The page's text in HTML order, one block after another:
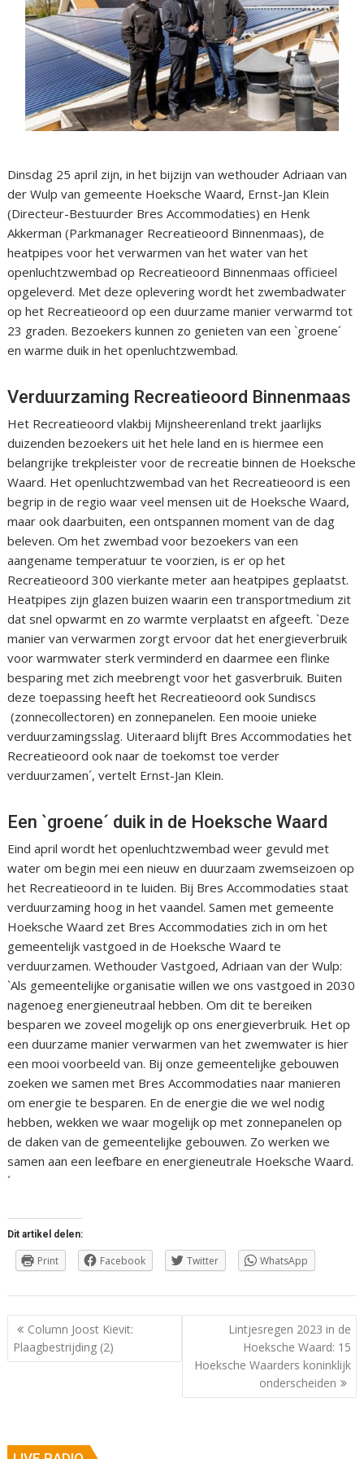
Dinsdag 25 april zijn, in het bijzijn van wethouder Adriaan van
der Wulp van gemeente Hoeksche Waard, Ernst-Jan Klein
(Directeur-Bestuurder Bres Accommodaties) en Henk
Akkerman (Parkmanager Recreatieoord Binnenmaas), de
heatpipes voor het verwarmen van het water van het
openluchtzwembad op Recreatieoord Binnenmaas officieel
opgeleverd. Met deze oplevering wordt het zwembadwater
op het Recreatieoord op een duurzame manier verwarmd tot
23 graden. Bezoekers kunnen zo genieten van een `groene´
en warme duik in het openluchtzwembad.
Verduurzaming Recreatieoord Binnenmaas
Het Recreatieoord vlakbij Mijnsheerenland trekt jaarlijks
duizenden bezoekers uit het hele land en is hiermee een
belangrijke trekpleister voor de recreatie binnen de Hoeksche
Waard. Het openluchtzwembad van het Recreatieoord is een
begrip in de regio waar veel mensen uit de Hoeksche Waard,
maar ook daarbuiten, een ontspannen moment van de dag
beleven. Om het zwembad voor bezoekers van een
aangename temperatuur te voorzien, is er op het
Recreatieoord 300 vierkante meter aan heatpipes geplaatst.
Heatpipes zijn glazen buizen waarin een transportmedium zit
dat snel opwarmt en zo warmte verplaatst en afgeeft. `Deze
manier van verwarmen zorgt ervoor dat het energieverbruik
voor warmwater sterk verminderd en daarmee een flinke
besparing met zich meebrengt voor het gasverbruik. Buiten
deze toepassing heeft het Recreatieoord ook Sundiscs
(zonnecollectoren) en zonnepanelen. Een mooie unieke
verduurzamingsslag. Uiteraard blijft Bres Accommodaties het
Recreatieoord ook naar de toekomst toe verder
verduurzamen´, vertelt Ernst-Jan Klein.
Een `groene´ duik in de Hoeksche Waard
Eind april wordt het openluchtzwembad weer gevuld met
water om begin mei een nieuw en duurzaam zwemseizoen op
het Recreatieoord in te luiden. Bij Bres Accommodaties staat
verduurzaming hoog in het vaandel. Samen met gemeente
Hoeksche Waard zet Bres Accommodaties zich in om het
gemeentelijk vastgoed in de Hoeksche Waard te
verduurzamen. Wethouder Vastgoed, Adriaan van der Wulp:
`Als gemeentelijke organisatie willen we ons vastgoed in 2030
nagenoeg energieneutraal hebben. Om dit te bereiken
besparen we zoveel mogelijk op ons energieverbruik. Het op
een duurzame manier verwarmen van het zwemwater is hier
een mooi voorbeeld van. Bij onze gemeentelijke gebouwen
zoeken we samen met Bres Accommodaties naar manieren
om energie te besparen. En de energie die we wel nodig
hebben, wekken we waar mogelijk op met zonnepanelen op
de daken van de gemeentelijke gebouwen. Zo werken we
samen aan een leefbare en energieneutrale Hoeksche Waard.
´
Dit artikel delen:
Print Facebook Twitter WhatsApp
Berichtnavigatie
Column Joost Kievit:
Plaagbestrijding (2)
Lintjesregen 2023 in de
Hoeksche Waard: 15
Hoeksche Waarders koninklijk
onderscheiden